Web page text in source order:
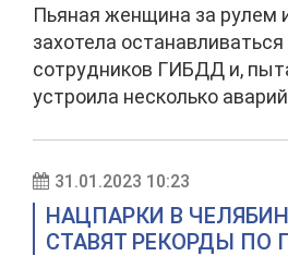
Пьяная женщина за рулем
захотела
сотрудников ГИБДД и,
устроила несколько
31.01.2023 10:23
НАЦПАРКИ В
СТАВЯТ РЕКОРДЫ ПО